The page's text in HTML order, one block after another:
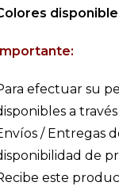
efectuar su
a
/ Entregas
de
este